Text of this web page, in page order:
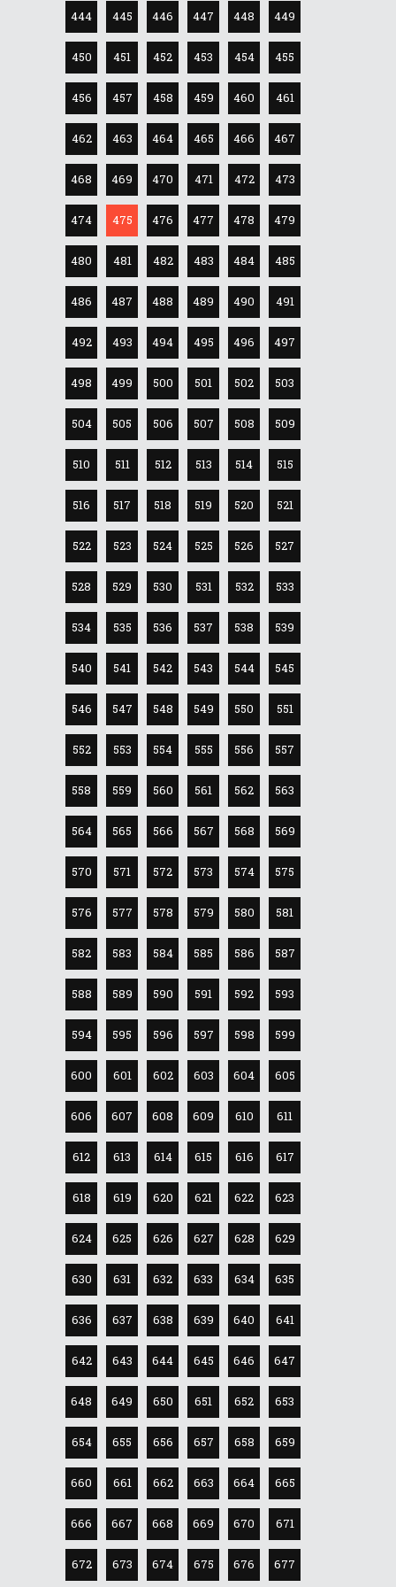
444 445 446 447 448 449
450 451 452 453 454 455
456 457 458 459 460 461
462 463 464 465 466 467
468 469 470 471 472 473
474 475 476 477 478 479
480 481 482 483 484 485
486 487 488 489 490 491
492 493 494 495 496 497
498 499 500 501 502 503
504 505 506 507 508 509
510 511 512 513 514 515
516 517 518 519 520 521
522 523 524 525 526 527
528 529 530 531 532 533
534 535 536 537 538 539
540 541 542 543 544 545
546 547 548 549 550 551
552 553 554 555 556 557
558 559 560 561 562 563
564 565 566 567 568 569
570 571 572 573 574 575
576 577 578 579 580 581
582 583 584 585 586 587
588 589 590 591 592 593
594 595 596 597 598 599
600 601 602 603 604 605
606 607 608 609 610 611
612 613 614 615 616 617
618 619 620 621 622 623
624 625 626 627 628 629
630 631 632 633 634 635
636 637 638 639 640 641
642 643 644 645 646 647
648 649 650 651 652 653
654 655 656 657 658 659
660 661 662 663 664 665
666 667 668 669 670 671
672 673 674 675 676 677